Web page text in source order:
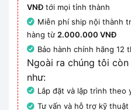
VNĐ tới mọi tỉnh thành
Miễn phí ship nội thành
hàng từ 2.000.000 VNĐ
Bảo hành chính hãng 12
Ngoài ra chúng tôi
như:
Lắp đặt và lập trình theo
Tư vấn và hỗ trợ kỹ